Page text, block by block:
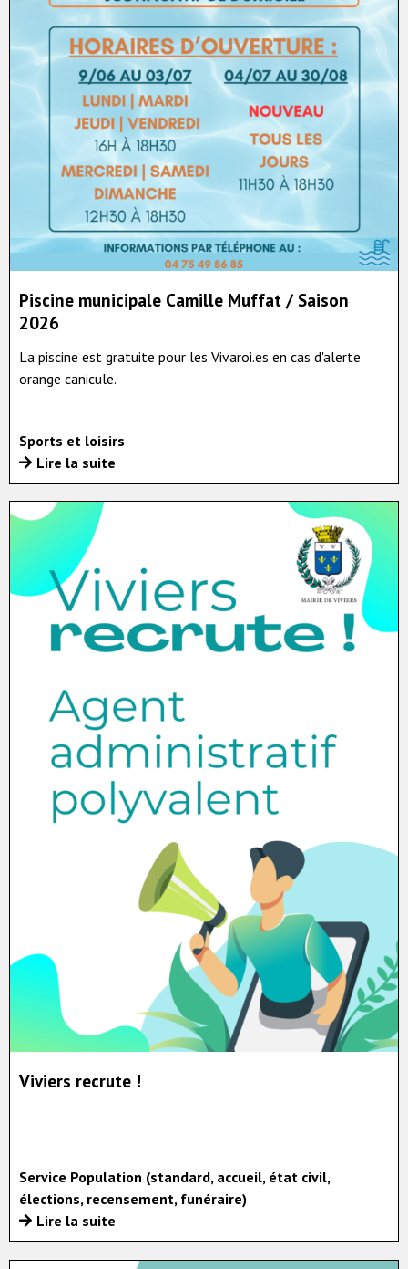
Piscine municipale Camille Muffat / Saison
2026
La piscine est gratuite pour les Vivaroi.es en cas d'alerte
orange canicule.
Sports et loisirs
Lire la suite
Viviers recrute !
Service Population (standard, accueil, état civil,
élections, recensement, funéraire)
Lire la suite